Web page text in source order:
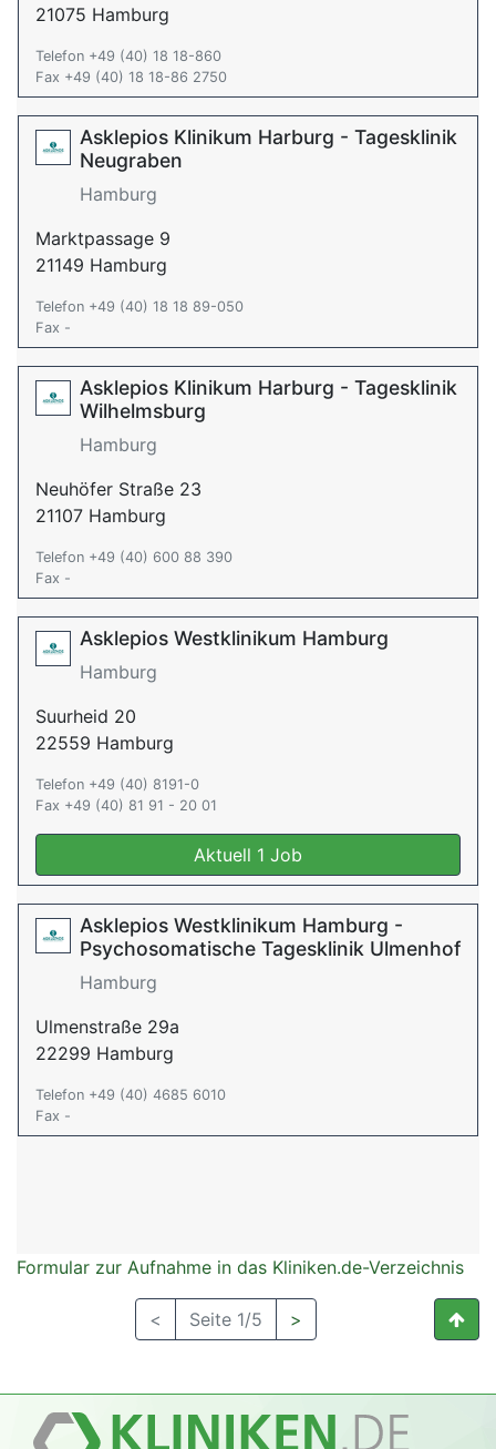
21075 Hamburg
Telefon +49 (40) 18 18-860
Fax +49 (40) 18 18-86 2750
Asklepios Klinikum Harburg - Tagesklinik
Neugraben
Hamburg
Marktpassage 9
21149 Hamburg
Telefon +49 (40) 18 18 89-050
Fax -
Asklepios Klinikum Harburg - Tagesklinik
Wilhelmsburg
Hamburg
Neuhöfer Straße 23
21107 Hamburg
Telefon +49 (40) 600 88 390
Fax -
Asklepios Westklinikum Hamburg
Hamburg
Suurheid 20
22559 Hamburg
Telefon +49 (40) 8191-0
Fax +49 (40) 81 91 - 20 01
Aktuell 1 Job
Asklepios Westklinikum Hamburg -
Psychosomatische Tagesklinik Ulmenhof
Hamburg
Ulmenstraße 29a
22299 Hamburg
Telefon +49 (40) 4685 6010
Fax -
Formular zur Aufnahme in das Kliniken.de-Verzeichnis
< Seite 1/5 >